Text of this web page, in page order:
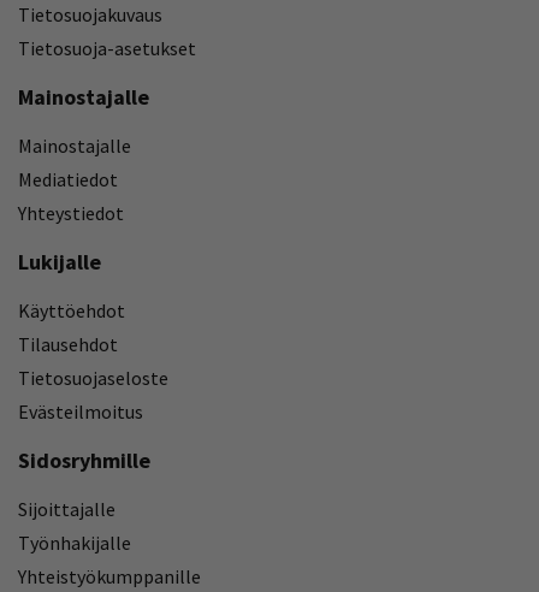
Tietosuojakuvaus
Tietosuoja-asetukset
Mainostajalle
Mainostajalle
Mediatiedot
Yhteystiedot
Lukijalle
Käyttöehdot
Tilausehdot
Tietosuojaseloste
Evästeilmoitus
Sidosryhmille
Sijoittajalle
Työnhakijalle
Yhteistyökumppanille